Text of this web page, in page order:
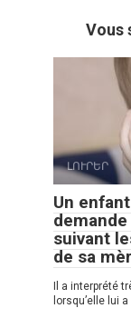
Vous
ԼՈՒՐԵՐ
Un
demande
suivant
de sa
Il a interprété
lorsqu’elle lui